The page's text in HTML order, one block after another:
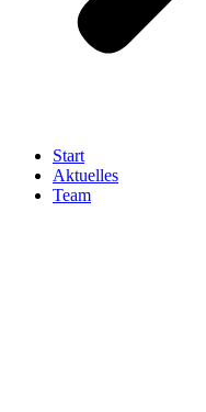
Start
Aktuelles
Team